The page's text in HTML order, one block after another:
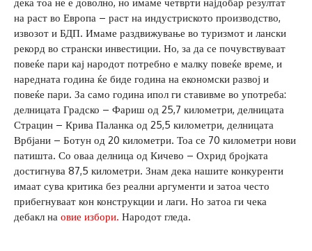
на раст во Европа – раст на индустриското производство,
извозот и БДП. Имаме раздвижување во туризмот и лански
рекорд во странски инвестиции. Но, за да се почувствуваат
повеќе пари кај народот потребно е малку повеќе време, и
наредната година ќе биде година на економски развој и
повеќе пари. За само година ипол ги ставивме во употреба:
делницата Градско – Фариш од 25,7 километри, делницата
Страцин – Крива Паланка од 25,5 километри, делницата
Врбјани – Ботун од 20 километри. Тоа се 70 километри нови
патишта. Со оваа делница од Кичево – Охрид бројката
достигнува 87,5 километри. Знам дека нашите конкуренти
имаат сува критика без реални аргументи и затоа често
прибегнуваат кон конструкции и лаги. Но затоа ги чека
дебакл на овие избори. Народот гледа.